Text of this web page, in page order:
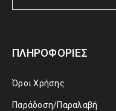
ΠΛΗΡΟΦΟΡΊΕΣ
Όροι Χρήσης
Παράδοση/Παραλαβή